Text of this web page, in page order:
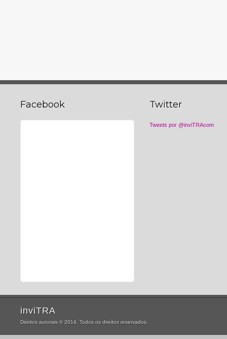
Facebook Twitter
Tweets por @inviTRAcom
inviTRA
Direitos autorais © 2014. Todos os direitos reservados.